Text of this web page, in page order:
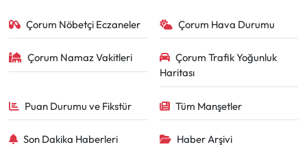
Çorum Nöbetçi Eczaneler Çorum Hava Durumu
Çorum Namaz Vakitleri
Çorum Trafik Yoğunluk
Haritası
Puan Durumu ve Fikstür Tüm Manşetler
Son Dakika Haberleri Haber Arşivi